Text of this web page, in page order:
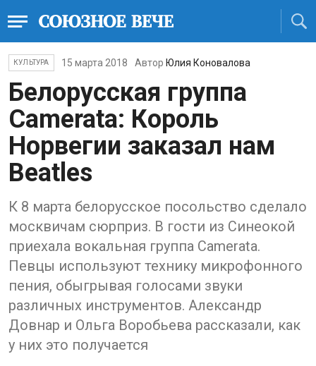
КУЛЬТУРА 15 марта 2018 Автор Юлия Коновалова
Белорусская группа
Camerata: Король
Норвегии заказал нам
Beatles
К 8 марта белорусское посольство сделало
москвичам сюрприз. В гости из Синеокой
приехала вокальная группа Camerata.
Певцы используют технику микрофонного
пения, обыгрывая голосами звуки
различных инструментов. Александр
Довнар и Ольга Воробьева рассказали, как
у них это получается